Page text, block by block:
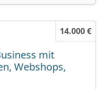
14.000 €
mit
Webshops,